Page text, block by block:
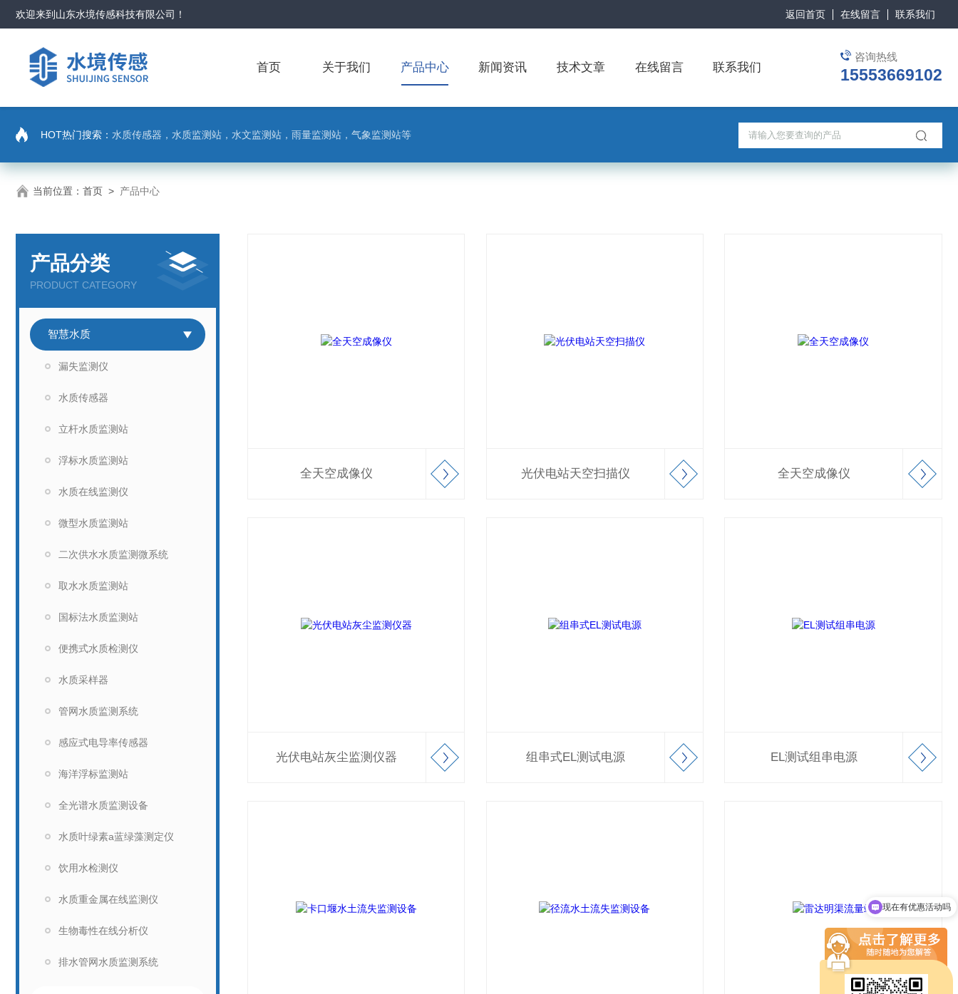
欢迎来到 山东水境传感科技有限公司 ！ 返回首页 在线留言 联系我们
咨询热线
15553669102
首页 关于我们 产品中心 新闻资讯 技术文章 在线留言 联系我们
HOT热门搜索： 水质传感器，水质监测站，水文监测站，雨量监测站，气象监测站等
当前位置： 首页 > 产品中心
产品分类
PRODUCT CATEGORY
智慧水质
漏失监测仪
水质传感器
立杆水质监测站
浮标水质监测站
水质在线监测仪
微型水质监测站
二次供水水质监测微系统
取水水质监测站
国标法水质监测站
便携式水质检测仪
水质采样器
管网水质监测系统
感应式电导率传感器
海洋浮标监测站
全光谱水质监测设备
水质叶绿素a蓝绿藻测定仪
饮用水检测仪
水质重金属在线监测仪
生物毒性在线分析仪
排水管网水质监测系统
全天空成像仪 光伏电站天空扫描仪 全天空成像仪
光伏电站灰尘监测仪器 组串式EL测试电源 EL测试组串电源
现在有优惠活动吗